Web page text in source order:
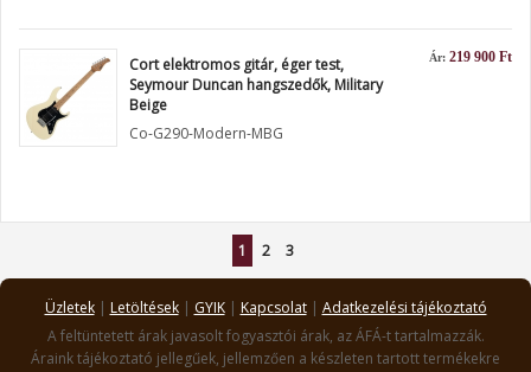
Ár: 219 900 Ft
Cort elektromos gitár, éger test,
Seymour Duncan hangszedők, Military
Beige
Co-G290-Modern-MBG
1 2 3
Üzletek| Letöltések| GYIK| Kapcsolat| Adatkezelési tájékoztató
A feltüntetett árak javasolt fogyasztói árak, az ÁFÁ-t tartalmazzák.
Áraink tájékoztató jellegűek, jellemzően a készleten tartott termékekre